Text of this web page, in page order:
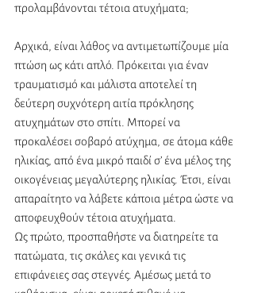
προλαμβάνονται τέτοια ατυχήματα;
Αρχικά, είναι λάθος να αντιμετωπίζουμε μία
πτώση ως κάτι απλό. Πρόκειται για έναν
τραυματισμό και μάλιστα αποτελεί τη
δεύτερη συχνότερη αιτία πρόκλησης
ατυχημάτων στο σπίτι. Μπορεί να
προκαλέσει σοβαρό ατύχημα, σε άτομα κάθε
ηλικίας, από ένα μικρό παιδί σ’ ένα μέλος της
οικογένειας μεγαλύτερης ηλικίας. Έτσι, είναι
απαραίτητο να λάβετε κάποια μέτρα ώστε να
αποφευχθούν τέτοια ατυχήματα.
Ως πρώτο, προσπαθήστε να διατηρείτε τα
πατώματα, τις σκάλες και γενικά τις
επιφάνειες σας στεγνές. Αμέσως μετά το